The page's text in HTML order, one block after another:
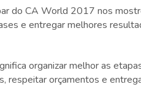
do CA World 2017 nos
e entregar melhores
organizar melhor as
respeitar orçamentos e